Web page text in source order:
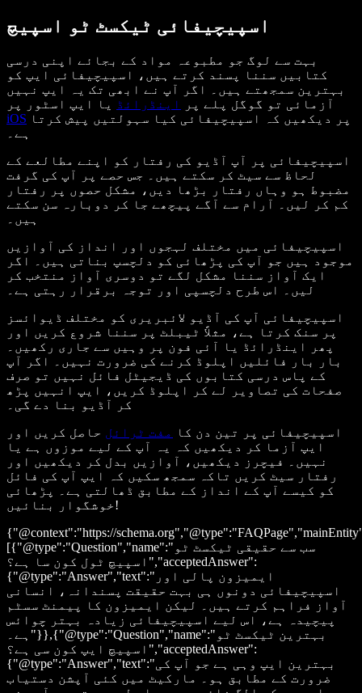
اسپیچیفائی ٹیکسٹ ٹو اسپیچ
بہت سے لوگ جو مطبوعہ مواد کے بجائے اپنی درسی
کتابیں سننا پسند کرتے ہیں، اسپیچیفائی ایپ کو
بہترین سمجھتے ہیں۔ اگر آپ نے ابھی تک یہ ایپ نہیں
آزمائی تو گوگل پلے پر
اینڈرائڈ
یا ایپ اسٹور پر
iOS
ہے۔
اسپیچیفائی پر آپ آڈیو کی رفتار کو اپنے مطالعے کے
لحاظ سے سیٹ کر سکتے ہیں۔ جس حصے پر آپ کی گرفت
مضبوط ہو وہاں رفتار بڑھا دیں، مشکل حصوں پر رفتار
کم کر لیں۔ آرام سے آگے پیچھے جا کر دوبارہ سن سکتے
ہیں۔
اسپیچیفائی میں مختلف لہجوں اور انداز کی آوازیں
موجود ہیں جو آپ کی پڑھائی کو دلچسپ بناتی ہیں۔ اگر
ایک آواز سننا مشکل لگے تو دوسری آواز منتخب کر
لیں۔ اس طرح دلچسپی اور توجہ برقرار رہتی ہے۔
اسپیچیفائی آپ کی آڈیو لائبریری کو مختلف ڈیوائسز
پر سنک کرتا ہے، مثلاً ٹیبلٹ پر سننا شروع کریں اور
پھر اینڈرائڈ یا آئی فون پر وہیں سے جاری رکھیں۔
بار بار فائلیں اپلوڈ کرنے کی ضرورت نہیں۔ اگر آپ
کے پاس درسی کتابوں کی ڈیجیٹل فائل نہیں تو صرف
صفحات کی تصاویر لے کر اپلوڈ کریں، ایپ انہیں پڑھ
کر آڈیو بنا دے گی۔
اسپیچیفائی پر تین دن کا
مفت ٹرائل حاصل کریں اور
ایپ آزما کر دیکھیں کہ یہ آپ کے لیے موزوں ہے یا
نہیں۔ فیچرز دیکھیں، آوازیں بدل کر دیکھیں اور
رفتار سیٹ کریں تاکہ سمجھ سکیں کہ ایپ آپ کی فائل
کو کیسے آپ کے انداز کے مطابق ڈھالتی ہے۔ پڑھائی
خوشگوار بنائیں!
{"@context":"https://
[{"@type":"Question","name":"سب سے حقیقی ٹیکسٹ ٹو
اسپیچ ٹول کون سا ہے؟","acceptedAnswer":
{"@type":"Answer","text":"ایمیزون پالی اور
اسپیچیفائی دونوں ہی بہت حقیقت پسندانہ، انسانی
آواز فراہم کرتے ہیں۔ لیکن ایمیزون کا پیمنٹ سسٹم
پیچیدہ ہے، اس لیے اسپیچیفائی زیادہ بہتر چوائس
ہے۔"}},{"@type":"Question","name":"بہترین ٹیکسٹ ٹو
اسپیچ ایپ کون سی ہے؟","acceptedAnswer":
{"@type":"Answer","text":"بہترین ایپ وہی ہے جو آپ کی
ضرورت کے مطابق ہو۔ مارکیٹ میں کئی آپشن دستیاب